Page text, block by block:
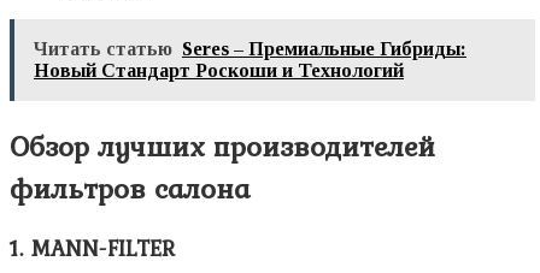
Читать статью Seres – Премиальные Гибриды:
Новый Стандарт Роскоши и Технологий
Обзор лучших производителей
фильтров салона
1. MANN-FILTER